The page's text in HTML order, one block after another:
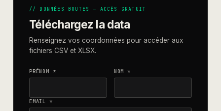
// DONNÉES BRUTES — ACCÈS GRATUIT
Téléchargez la data
Renseignez vos coordonnées pour accéder aux
fichiers CSV et XLSX.
PRÉNOM * NOM *
EMAIL *